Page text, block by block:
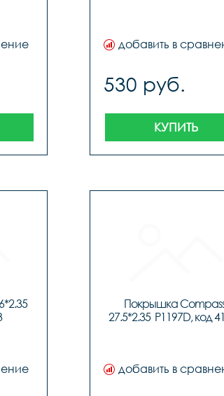
добавить в
530 руб.
КУПИТЬ
Покрышка
27.5*2.35  P1197D, код
добавить в